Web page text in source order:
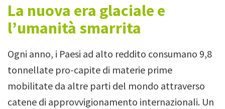
La nuova era glaciale e
l’umanità smarrita
Ogni anno, i Paesi ad alto reddito consumano 9,8
tonnellate pro-capite di materie prime
mobilitate da altre parti del mondo attraverso
catene di approvvigionamento internazionali. Un